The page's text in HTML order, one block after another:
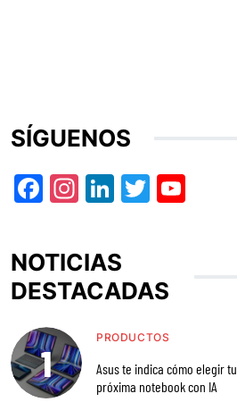
SÍGUENOS
Facebook
Instagram
LinkedIn
Twitter
NOTICIAS
DESTACADAS
PRODUCTOS
Asus te indica cómo elegir tu
próxima notebook con IA